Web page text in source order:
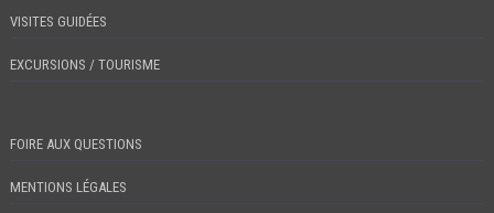
VISITES GUIDÉES
EXCURSIONS / TOURISME
FOIRE AUX QUESTIONS
MENTIONS LÉGALES